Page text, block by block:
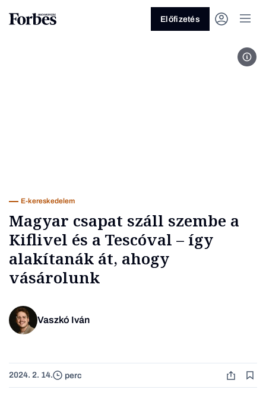
Üzlet
Előfizetés
E-kereskedelem
Magyar csapat száll szembe a
Kiflivel és a Tescóval – így
alakítanák át, ahogy
vásárolunk
Vaszkó Iván
2024. 2. 14. perc